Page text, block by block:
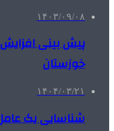
۱۴۰۳/۰۹/۰۸
پیش بینی
خوزستان
۱۴۰۴/۰۳/۲۱
شناسایی یک